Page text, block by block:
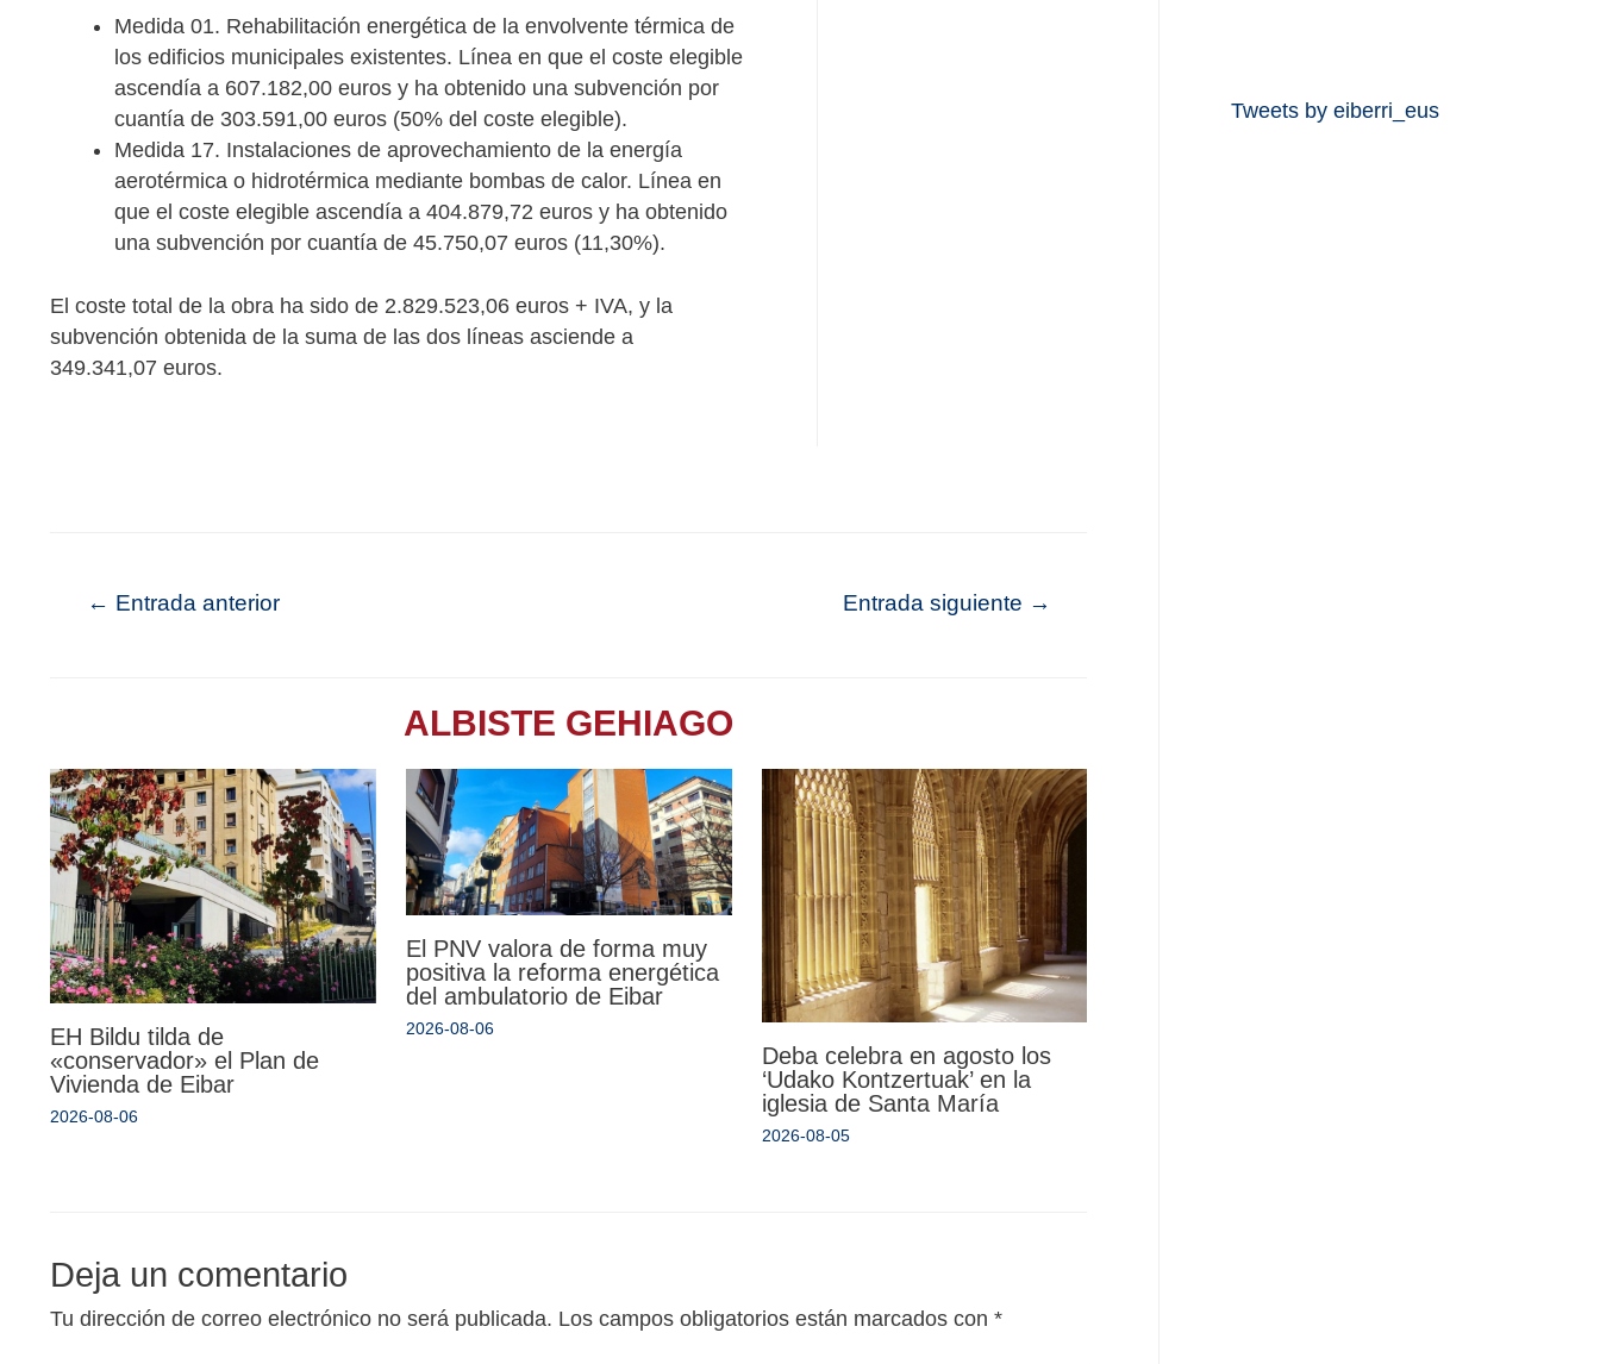
Medida 01. Rehabilitación energética de la envolvente térmica de
los edificios municipales existentes. Línea en que el coste elegible
ascendía a 607.182,00 euros y ha obtenido una subvención por
cuantía de 303.591,00 euros (50% del coste elegible).
Medida 17. Instalaciones de aprovechamiento de la energía
aerotérmica o hidrotérmica mediante bombas de calor. Línea en
que el coste elegible ascendía a 404.879,72 euros y ha obtenido
una subvención por cuantía de 45.750,07 euros (11,30%).
El coste total de la obra ha sido de 2.829.523,06 euros + IVA, y la
subvención obtenida de la suma de las dos líneas asciende a
349.341,07 euros.
← Entrada anterior Entrada siguiente →
ALBISTE GEHIAGO
EH Bildu tilda de
«conservador» el Plan de
Vivienda de Eibar
2026-08-06
El PNV valora de forma muy
positiva la reforma energética
del ambulatorio de Eibar
2026-08-06
Deba celebra en agosto los
‘Udako Kontzertuak’ en la
iglesia de Santa María
2026-08-05
Deja un comentario
Tu dirección de correo electrónico no será publicada. Los campos obligatorios están marcados con *
Tweets by eiberri_eus